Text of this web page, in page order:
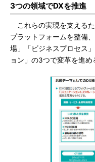
3つの領域でDXを推進
これらの実現を支える
プラットフォームを整備
場」「ビジネスプロセス
ョン」の3つで変革を進め